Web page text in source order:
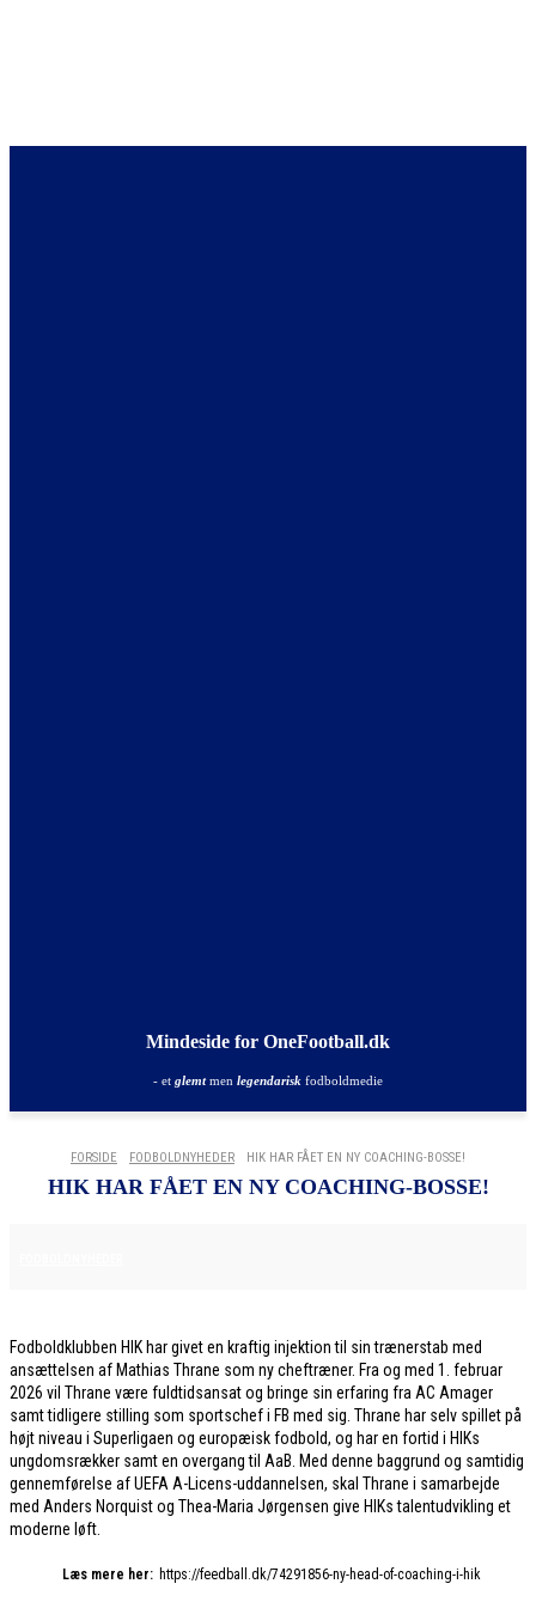
Mindeside for OneFootball.dk
- et glemtmen legendarisk fodboldmedie
FORSIDE FODBOLDNYHEDER HIK HAR FÅET EN NY COACHING-BOSSE!
HIK HAR FÅET EN NY COACHING-BOSSE!
Fodboldklubben HIK har givet en kraftig injektion til sin trænerstab med
ansættelsen af Mathias Thrane som ny cheftræner. Fra og med 1. februar
2026 vil Thrane være fuldtidsansat og bringe sin erfaring fra AC Amager
samt tidligere stilling som sportschef i FB med sig. Thrane har selv spillet på
højt niveau i Superligaen og europæisk fodbold, og har en fortid i HIKs
ungdomsrækker samt en overgang til AaB. Med denne baggrund og samtidig
gennemførelse af UEFA A-Licens-uddannelsen, skal Thrane i samarbejde
med Anders Norquist og Thea-Maria Jørgensen give HIKs talentudvikling et
moderne løft.
Læs mere her: https://feedball.dk/74291856-ny-head-of-coaching-i-hik